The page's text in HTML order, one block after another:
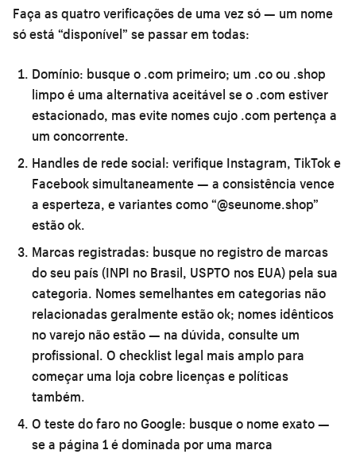
Faça as quatro verificações de uma vez só — um nome
só está “disponível” se passar em todas:
Domínio: busque o .com primeiro; um .co ou .shop
limpo é uma alternativa aceitável se o .com estiver
estacionado, mas evite nomes cujo .com pertença a
um concorrente.
Handles de rede social: verifique Instagram, TikTok e
Facebook simultaneamente — a consistência vence
a esperteza, e variantes como “@seunome.shop”
estão ok.
Marcas registradas: busque no registro de marcas
do seu país (INPI no Brasil, USPTO nos EUA) pela sua
categoria. Nomes semelhantes em categorias não
relacionadas geralmente estão ok; nomes idênticos
no varejo não estão — na dúvida, consulte um
profissional. O checklist legal mais amplo para
começar uma loja cobre licenças e políticas
também.
O teste do faro no Google: busque o nome exato —
se a página 1 é dominada por uma marca